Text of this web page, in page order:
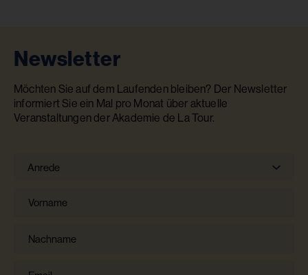
Newsletter
Möchten Sie auf dem Laufenden bleiben? Der Newsletter
informiert Sie ein Mal pro Monat über aktuelle
Veranstaltungen der Akademie de La Tour.
Anrede
Anrede